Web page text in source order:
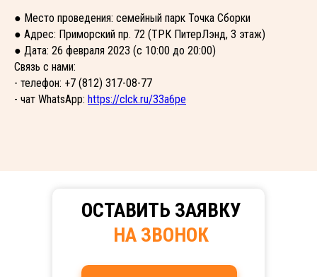
● Место проведения: семейный парк Точка Сборки
● Адрес: Приморский пр. 72 (ТРК ПитерЛэнд, 3 этаж)
● Дата: 26 февраля 2023 (с 10:00 до 20:00)
Связь с нами:
- телефон: +7 (812) 317-08-77
- чат WhatsApp: https://clck.ru/33a6pe
ОСТАВИТЬ ЗАЯВКУ
НА ЗВОНОК